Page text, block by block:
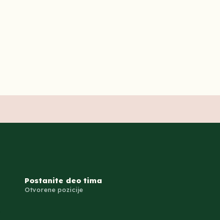
Postanite deo tima
Otvorene pozicije